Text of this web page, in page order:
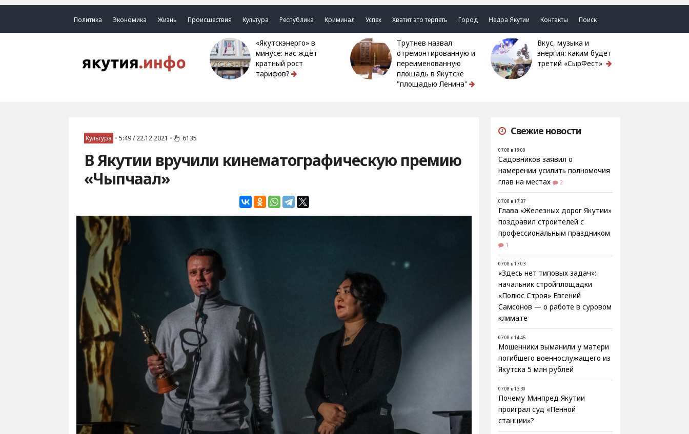
Политика Экономика Жизнь Происшествия Культура Республика Криминал Успех Хватит это терпеть Город Недра Якутии Контакты Поиск
«Якутскэнерго» в
минусе: нас ждёт
кратный рост
тарифов?
Трутнев назвал
отремонтированную и
переименованную
площадь в Якутске
"площадью Ленина"
Вкус, музыка и
энергия: каким будет
третий «СырФест»
Культура • 5:49 / 22.12.2021 • 6135
В Якутии вручили кинематографическую премию
«Чыпчаал»
Свежие новости
07.08 в 18:00
Садовников заявил о
намерении усилить полномочия
глав на местах
2
07.08 в 17:37
Глава «Железных дорог Якутии»
поздравил строителей с
профессиональным праздником
1
07.08 в 17:03
«Здесь нет типовых задач»:
начальник стройплощадки
«Полюс Строя» Евгений
Самсонов — о работе в суровом
климате
07.08 в 14:45
Мошенники выманили у матери
погибшего военнослужащего из
Якутска 5 млн рублей
07.08 в 13:30
Почему Минпред Якутии
проиграл суд «Пенной
станции»?